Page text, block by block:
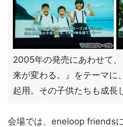
2005年の発売にあわせて
来が変わる。』をテーマに
起用。その子供たちも成長
会場では、eneloop friends